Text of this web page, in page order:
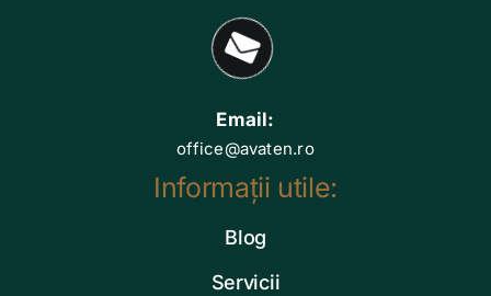
Email:
office@avaten.ro
Informații utile:
Blog
Servicii